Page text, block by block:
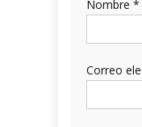
Nombre *
Correo